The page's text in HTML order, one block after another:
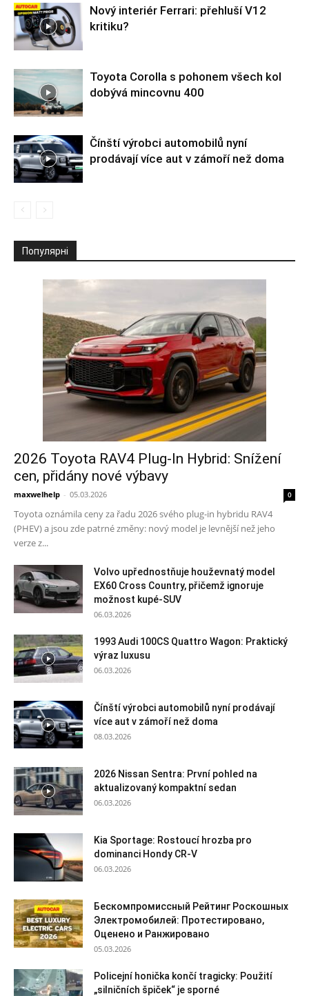
Nový interiér Ferrari: přehluší V12
kritiku?
Toyota Corolla s pohonem všech kol
dobývá mincovnu 400
Čínští výrobci automobilů nyní
prodávají více aut v zámoří než doma
Популярні
2026 Toyota RAV4 Plug-In Hybrid: Snížení
cen, přidány nové výbavy
maxwelhelp - 05.03.2026 0
Toyota oznámila ceny za řadu 2026 svého plug-in hybridu RAV4
(PHEV) a jsou zde patrné změny: nový model je levnější než jeho
verze z...
Volvo upřednostňuje houževnatý model
EX60 Cross Country, přičemž ignoruje
možnost kupé-SUV
06.03.2026
1993 Audi 100CS Quattro Wagon: Praktický
výraz luxusu
06.03.2026
Čínští výrobci automobilů nyní prodávají
více aut v zámoří než doma
08.03.2026
2026 Nissan Sentra: První pohled na
aktualizovaný kompaktní sedan
06.03.2026
Kia Sportage: Rostoucí hrozba pro
dominanci Hondy CR-V
06.03.2026
Бескомпромиссный Рейтинг Роскошных
Электромобилей: Протестировано,
Оценено и Ранжировано
05.03.2026
Policejní honička končí tragicky: Použití
„silničních špiček“ je sporné